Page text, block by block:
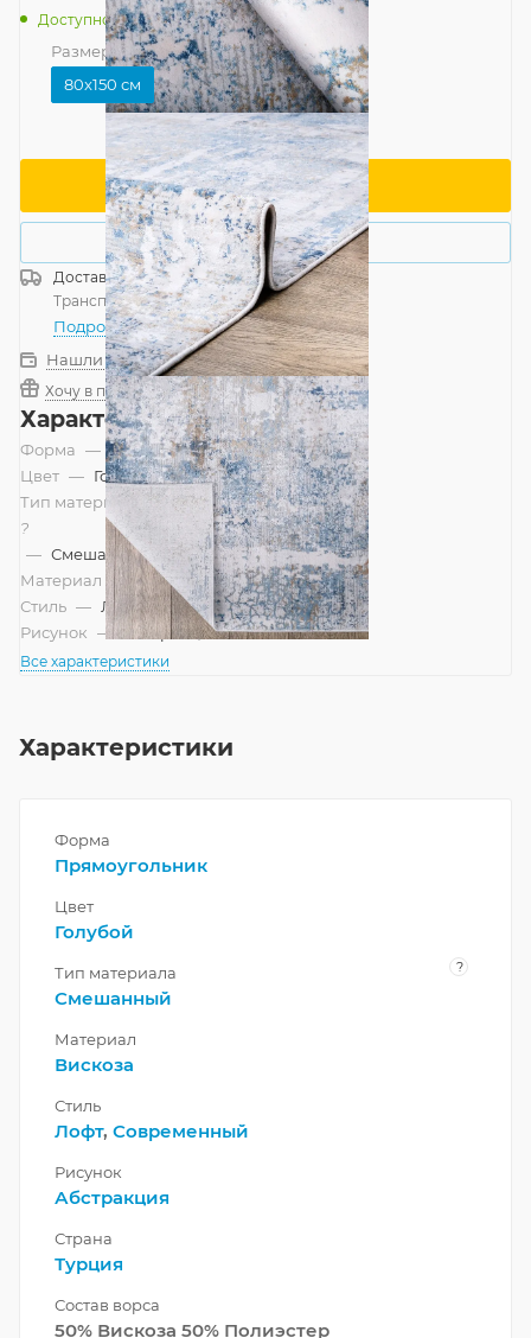
Доступно: 1
Размер — 80x150 см
80x150 см
В корзину
Купить в 1 клик
ДоставкаРоссия
Транспортной компанией—бесплатно
Подробнее
Нашли дешевле?
Хочу в подарок
Характеристики
Форма — Прямоугольник
Цвет — Голубой
Тип материала
?
— Смешанный
Материал
—
Вискоза
Стиль — Лофт, Современный
Рисунок — Абстракция
Все характеристики
Характеристики
Форма
Прямоугольник
Цвет
Голубой
Тип материала ?
Смешанный
Материал
Вискоза
Стиль
Лофт, Современный
Рисунок
Абстракция
Страна
Турция
Состав ворса
50% Вискоза 50% Полиэстер